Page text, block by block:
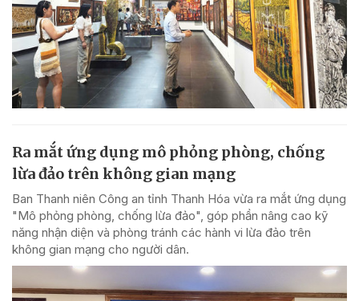
Ra mắt ứng dụng mô phỏng phòng, chống
lừa đảo trên không gian mạng
Ban Thanh niên Công an tỉnh Thanh Hóa vừa ra mắt ứng dụng
"Mô phỏng phòng, chống lừa đảo", góp phần nâng cao kỹ
năng nhận diện và phòng tránh các hành vi lừa đảo trên
không gian mạng cho người dân.